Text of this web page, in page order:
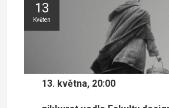
13
Květen
13. května, 20:00